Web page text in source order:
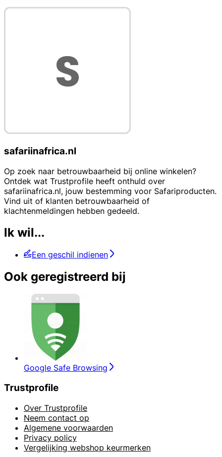
safariinafrica.nl
Op zoek naar betrouwbaarheid bij online winkelen?
Ontdek wat Trustprofile heeft onthuld over
safariinafrica.nl, jouw bestemming voor Safariproducten.
Vind uit of klanten betrouwbaarheid of
klachtenmeldingen hebben gedeeld.
Ik wil...
Een geschil indienen
Ook geregistreerd bij
Google Safe Browsing
Trustprofile
Over Trustprofile
Neem contact op
Algemene voorwaarden
Privacy policy
Vergelijking webshop keurmerken